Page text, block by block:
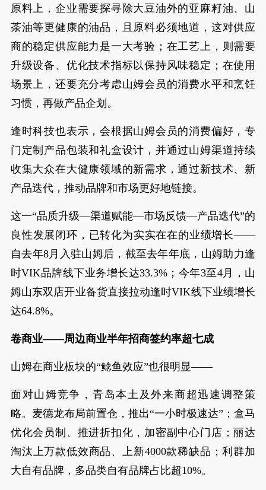
原料上，企业需要探寻除大豆油外的亚麻籽油、山
茶油等更健康的油品，且原料必须地道，这对供应
商的稳定供应能力是一大考验；在工艺上，则需要
升级设备、优化技术指标以保持风味稳定；在使用
场景上，还要充分考虑山姆会员的消费水平和烹饪
习惯，再做产品企划。
逢时科技也表示，会根据山姆会员的消费偏好，专
门定制产品包装和礼盒设计，并通过山姆渠道持续
收集大众在大健康领域的新需求，通过新技术、新
产品迭代，推动品牌和市场更好地链接。
这一“品质升级—渠道赋能—市场反馈—产品迭代”的
良性发展闭环，已转化为实实在在的业绩增长——
自去年8月入驻山姆后，截至去年年底，山姆助力逢
时VIK品牌线下业务增长达33.3%；今年3至4月，山
姆山东双店开业备货直接拉动逢时VIK线下业绩增长
达64.8%。
卷商业——周边商业半年招商签约率超七成
山姆在商业板块的“鲶鱼效应”也很明显——
面对山姆竞争，青岛本土及外来商超迅速调整策
略。麦德龙布局前置仓，推出“一小时极速达”；盒马
优化会员制、推进折扣化，加密副中心门店；丽达
淘汰上万款低效商品、上新4000款稀缺品；利群加
大自有品牌，多品类自有品牌占比超10%。